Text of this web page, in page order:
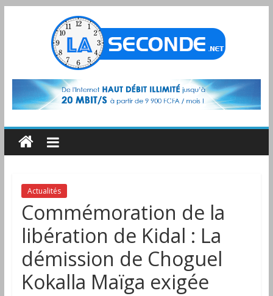
Actualités
Commémoration de la
libération de Kidal : La
démission de Choguel
Kokalla Maïga exigée